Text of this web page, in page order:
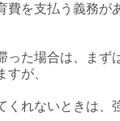
費を支払う義務が
った場合は、まず
すが、
くれないときは、